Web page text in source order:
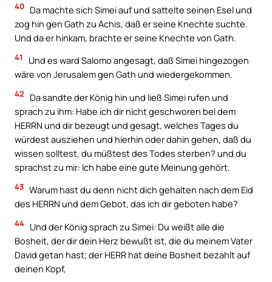
40 Da machte sich Simei auf und sattelte seinen Esel und
zog hin gen Gath zu Achis, daß er seine Knechte suchte.
Und da er hinkam, brachte er seine Knechte von Gath.
41
Und es ward Salomo angesagt, daß Simei hingezogen
wäre von Jerusalem gen Gath und wiedergekommen.
42
Da sandte der König hin und ließ Simei rufen und
sprach zu ihm: Habe ich dir nicht geschworen bei dem
HERRN und dir bezeugt und gesagt, welches Tages du
würdest ausziehen und hierhin oder dahin gehen, daß du
wissen solltest, du müßtest des Todes sterben? und du
sprachst zu mir: Ich habe eine gute Meinung gehört.
43 Warum hast du denn nicht dich gehalten nach dem Eid
des HERRN und dem Gebot, das ich dir geboten habe?
44 Und der König sprach zu Simei: Du weißt alle die
Bosheit, der dir dein Herz bewußt ist, die du meinem Vater
David getan hast; der HERR hat deine Bosheit bezahlt auf
deinen Kopf,